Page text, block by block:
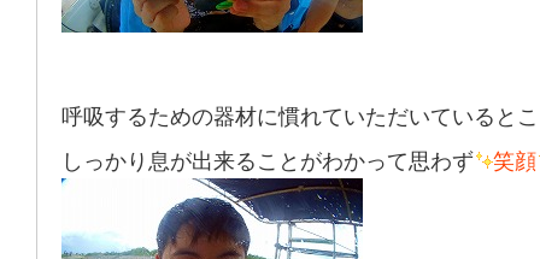
呼吸するための器材に慣れていただいていると
しっかり息が出来ることがわかって思わず
笑顔